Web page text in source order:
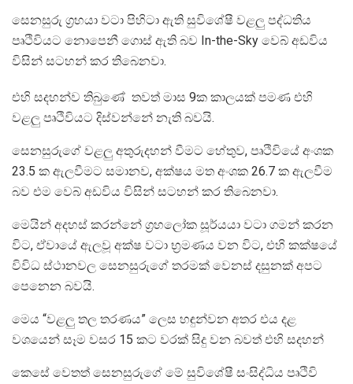
සෙනසුරු ග්‍රහයා වටා පිහිටා ඇති සුවිශේෂී වළලු පද්ධතිය
පෘථිවියට නොපෙනී ගොස් ඇති බව In-the-Sky වෙබ් අඩවිය
විසින් සටහන් කර තිබෙනවා.
එහි සදහන්ව තිබුණේ තවත් මාස 9ක කාලයක් පමණ එහි
වළලු පෘථිවියට දිස්වන්නේ නැති බවයි.
සෙනසුරුගේ වළලු අතුරුදහන් වීමට හේතුව, පෘථිවියේ අංශක
23.5 ක ඇලවීමට සමානව, අක්ෂය මත අංශක 26.7 ක ඇලවීම
බව එම වෙබ් අඩවිය විසින් සටහන් කර තිබෙනවා.
මෙයින් අදහස් කරන්නේ ග්‍රහලෝක සූර්යයා වටා ගමන් කරන
විට, ඒවායේ ඇලවූ අක්ෂ වටා භ්‍රමණය වන විට, එහි කක්ෂයේ
විවිධ ස්ථානවල සෙනසුරුගේ තරමක් වෙනස් දසුනක් අපට
පෙනෙන බවයි.
මෙය “වළලු තල ​​තරණය” ලෙස හඳුන්වන අතර එය දළ
වශයෙන් සෑම වසර 15 කට වරක් සිදු වන බවත් එහි සදහන්
කෙසේ වෙතත් සෙනසුරුගේ මේ සුවිශේෂී සංසිද්ධිය පෘථිවි